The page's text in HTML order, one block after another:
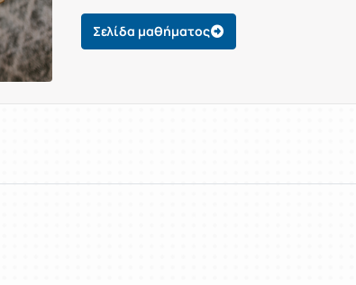
Σελίδα μαθήματος